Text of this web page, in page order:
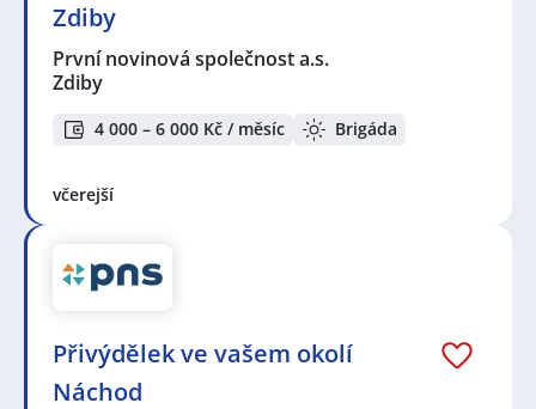
Zdiby
První novinová společnost a.s.
Zdiby
4 000 – 6 000 Kč / měsíc Brigáda
včerejší
Přivýdělek ve vašem okolí
Náchod